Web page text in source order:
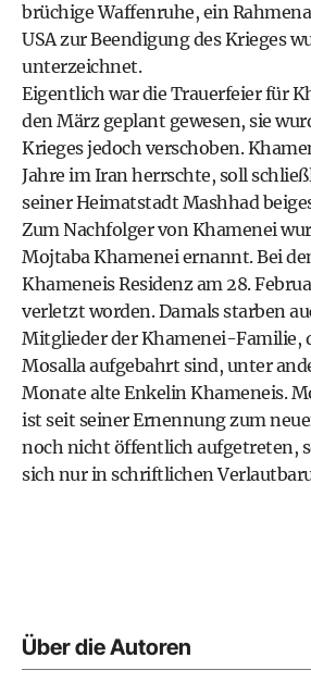
brüchige Waffenruhe, ein
USA zur Beendigung des Krieges
unterzeichnet.
Eigentlich war die Trauerfeier für
den März geplant gewesen, sie
Krieges jedoch verschoben.
Jahre im Iran herrschte, soll
seiner Heimatstadt Mashhad
Zum Nachfolger von Khamenei
Mojtaba Khamenei ernannt. Bei
Khameneis Residenz am 28.
verletzt worden. Damals starben
Mitglieder der Khamenei-Familie,
Mosalla aufgebahrt sind, unter
Monate alte Enkelin Khameneis.
ist seit seiner Ernennung zum
noch nicht öffentlich aufgetreten,
sich nur in schriftlichen
Über die Autoren